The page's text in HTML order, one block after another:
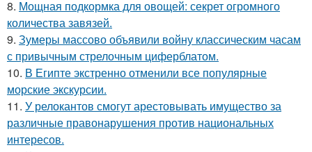
8. Мощная подкормка для овощей: секрет огромного
количества завязей.
9. Зумеры массово объявили войну классическим часам
с привычным стрелочным циферблатом.
10. В Египте экстренно отменили все популярные
морские экскурсии.
11. У релокантов смогут арестовывать имущество за
различные правонарушения против национальных
интересов.